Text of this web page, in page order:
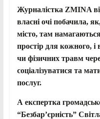
Журналістка ZMINA
власні очі побачила,
місто, там
простір для кожного, і
чи фізичних травм
соціалізуватися та
послуг.
А експертка
“Безбар’єрність”